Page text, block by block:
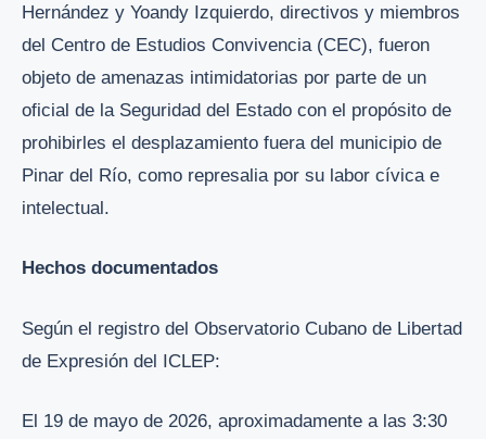
Hernández y Yoandy Izquierdo, directivos y miembros
del Centro de Estudios Convivencia (CEC), fueron
objeto de amenazas intimidatorias por parte de un
oficial de la Seguridad del Estado con el propósito de
prohibirles el desplazamiento fuera del municipio de
Pinar del Río, como represalia por su labor cívica e
intelectual.
Hechos documentados
Según el registro del Observatorio Cubano de Libertad
de Expresión del ICLEP:
El 19 de mayo de 2026, aproximadamente a las 3:30